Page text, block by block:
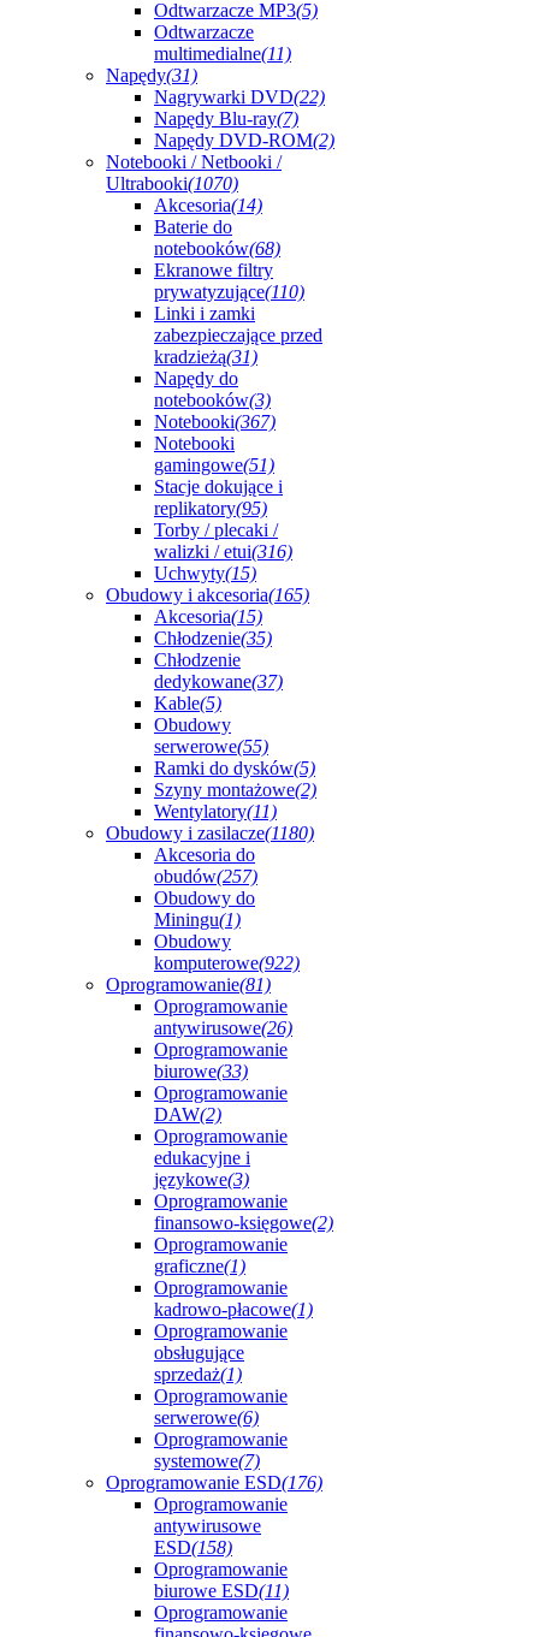
Odtwarzacze MP3(5)
Odtwarzacze
multimedialne(11)
Napędy(31)
Nagrywarki DVD(22)
Napędy Blu-ray(7)
Napędy DVD-ROM(2)
Notebooki / Netbooki /
Ultrabooki(1070)
Akcesoria(14)
Baterie do
notebooków(68)
Ekranowe filtry
prywatyzujące(110)
Linki i zamki
zabezpieczające przed
kradzieżą(31)
Napędy do
notebooków(3)
Notebooki(367)
Notebooki
gamingowe(51)
Stacje dokujące i
replikatory(95)
Torby / plecaki /
walizki / etui(316)
Uchwyty(15)
Obudowy i akcesoria(165)
Akcesoria(15)
Chłodzenie(35)
Chłodzenie
dedykowane(37)
Kable(5)
Obudowy
serwerowe(55)
Ramki do dysków(5)
Szyny montażowe(2)
Wentylatory(11)
Obudowy i zasilacze(1180)
Akcesoria do
obudów(257)
Obudowy do
Miningu(1)
Obudowy
komputerowe(922)
Oprogramowanie(81)
Oprogramowanie
antywirusowe(26)
Oprogramowanie
biurowe(33)
Oprogramowanie
DAW(2)
Oprogramowanie
edukacyjne i
językowe(3)
Oprogramowanie
finansowo-księgowe(2)
Oprogramowanie
graficzne(1)
Oprogramowanie
kadrowo-płacowe(1)
Oprogramowanie
obsługujące
sprzedaż(1)
Oprogramowanie
serwerowe(6)
Oprogramowanie
systemowe(7)
Oprogramowanie ESD(176)
Oprogramowanie
antywirusowe
ESD(158)
Oprogramowanie
biurowe ESD(11)
Oprogramowanie